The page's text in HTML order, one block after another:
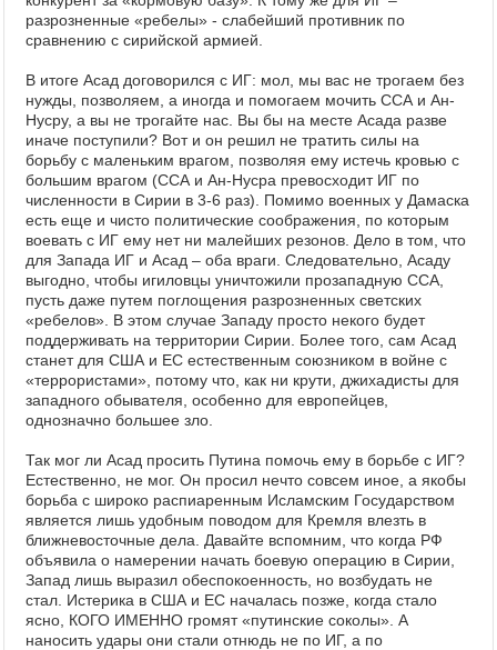
разрозненные «ребелы» - слабейший противник по
сравнению с сирийской армией.
В итоге Асад договорился с ИГ: мол, мы вас не трогаем без
нужды, позволяем, а иногда и помогаем мочить ССА и Ан-
Нусру, а вы не трогайте нас. Вы бы на месте Асада разве
иначе поступили? Вот и он решил не тратить силы на
борьбу с маленьким врагом, позволяя ему истечь кровью с
большим врагом (ССА и Ан-Нусра превосходит ИГ по
численности в Сирии в 3-6 раз). Помимо военных у Дамаска
есть еще и чисто политические соображения, по которым
воевать с ИГ ему нет ни малейших резонов. Дело в том, что
для Запада ИГ и Асад – оба враги. Следовательно, Асаду
выгодно, чтобы игиловцы уничтожили прозападную ССА,
пусть даже путем поглощения разрозненных светских
«ребелов». В этом случае Западу просто некого будет
поддерживать на территории Сирии. Более того, сам Асад
станет для США и ЕС естественным союзником в войне с
«террористами», потому что, как ни крути, джихадисты для
западного обывателя, особенно для европейцев,
однозначно большее зло.
Так мог ли Асад просить Путина помочь ему в борьбе с ИГ?
Естественно, не мог. Он просил нечто совсем иное, а якобы
борьба с широко распиаренным Исламским Государством
является лишь удобным поводом для Кремля влезть в
ближневосточные дела. Давайте вспомним, что когда РФ
объявила о намерении начать боевую операцию в Сирии,
Запад лишь выразил обеспокоенность, но возбудать не
стал. Истерика в США и ЕС началась позже, когда стало
ясно, КОГО ИМЕННО громят «путинские соколы». А
наносить удары они стали отнюдь не по ИГ, а по